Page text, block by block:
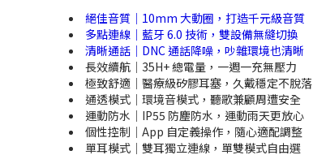
絕佳音質｜10mm 大動圈，打造千元級音質
多點連線｜藍牙 6.0 技術，雙設備無縫切換
清晰通話｜DNC 通話降噪，吵雜環境也清晰
長效續航｜35H+ 總電量，一週一充無壓力
極致舒適｜醫療級矽膠耳塞，久戴穩定不脫落
通透模式｜環境音模式，聽歌兼顧周遭安全
運動防水｜IP55 防塵防水，運動雨天更放心
個性控制｜App 自定義操作，隨心適配調整
單耳模式｜雙耳獨立連線，單雙模式自由選